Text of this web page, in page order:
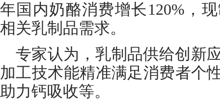
年国内奶酪消费增长120%，
相关乳制品需求。
专家认为，乳制品供给创新
加工技术能精准满足消费者个
助力钙吸收等。